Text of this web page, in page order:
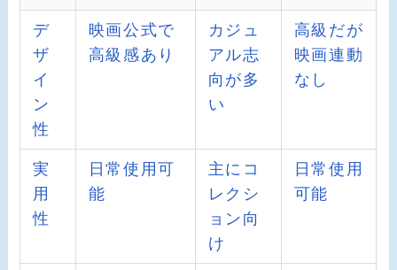
デ
ザ
イ
ン
性
映画公式で
高級感あり
カジュ
アル志
向が多
い
高級だが
映画連動
なし
実
用
性
日常使用可
能
主にコ
レクシ
ョン向
け
日常使用
可能